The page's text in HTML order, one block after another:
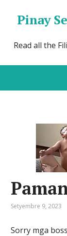
Pinay
Read all the
Setyembre 9, 2023
Sorry mga